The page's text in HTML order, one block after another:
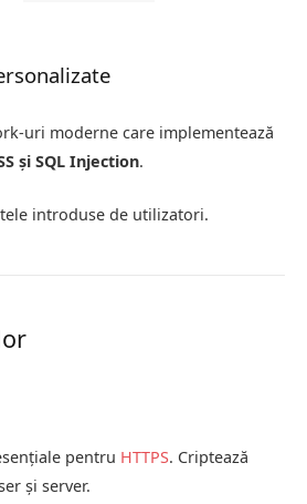
uri moderne care implementează
și SQL Injection.
introduse de utilizatori.
pentru HTTPS. Criptează
și server.